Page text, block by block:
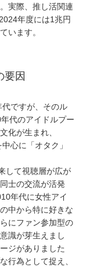
実際、推し活関連
年度には1兆円
います。
要因
代ですが、そのル
代のアイドルプー
化が生まれ、
心に「オタク」
して視聴層が広が
士の交流が活発
年代に女性アイ
中から特に好きな
にファン参加型の
識が芽生えまし
ジがありました
行為として捉え、